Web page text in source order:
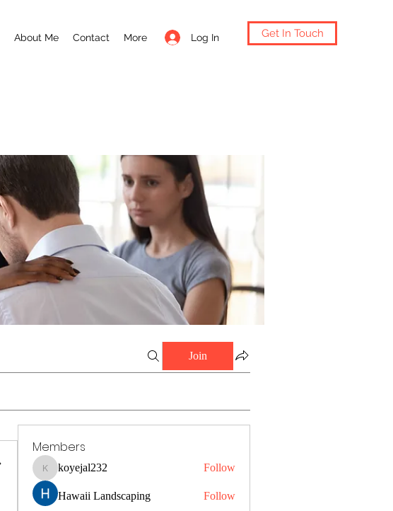
Log In
About Me Contact More Get In Touch
Join
Members
koyejal232
koyejal232 Follow
Hawaii Landscaping Follow